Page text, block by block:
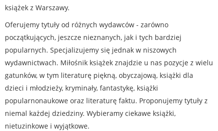
książek z Warszawy.
Oferujemy tytuły od różnych wydawców - zarówno
początkujących, jeszcze nieznanych, jak i tych bardziej
popularnych. Specjalizujemy się jednak w niszowych
wydawnictwach. Miłośnik książek znajdzie u nas pozycje z wielu
gatunków, w tym literaturę piękną, obyczajową, książki dla
dzieci i młodzieży, kryminały, fantastykę, książki
popularnonaukowe oraz literaturę faktu. Proponujemy tytuły z
niemal każdej dziedziny. Wybieramy ciekawe książki,
nietuzinkowe i wyjątkowe.